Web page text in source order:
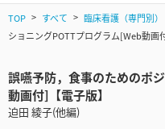
TOP すべて 臨床看護（専門別）
ショニングPOTTプログラム[Web動画
誤嚥予防，食事のためのポ
動画付]【電子版】
迫田 綾子(他編)